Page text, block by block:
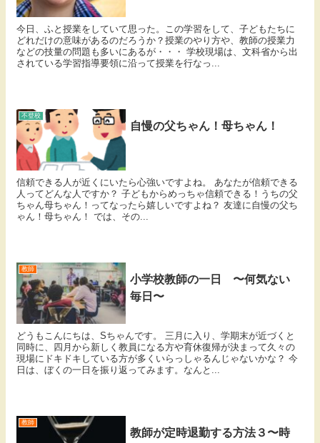
今日、ふと授業をしていて思った。この学習をして、子どもたちに
どれだけの意味があるのだろうか？授業のやり方や、教師の授業力
などの技量の問題も多いにあるが・・・ 学校現場は、文科省から出
されている学習指導要領に沿って授業を行なっ...
不登校
自慢の父ちゃん！母ちゃん！
信頼できる人が近くにいたら心強いですよね。 あなたが信頼できる
人ってどんな人ですか？ 子どもからめっちゃ信頼できる！うちの父
ちゃん母ちゃん！ってなったら嬉しいですよね？ 友達に自慢の父ち
ゃん！母ちゃん！ では、その...
教師
小学校教師の一日 〜何気ない
毎日〜
どうもこんにちは、Sちゃんです。 三月に入り、学期末が近づくと
同時に、四月から新しく教員になる方や育休復帰が決まって久々の
現場にドキドキしている方が多くいらっしゃるんじゃないかな？ 今
日は、ぼくの一日を振り返ってみます。なんと...
教師
教師が定時退勤する方法３〜時